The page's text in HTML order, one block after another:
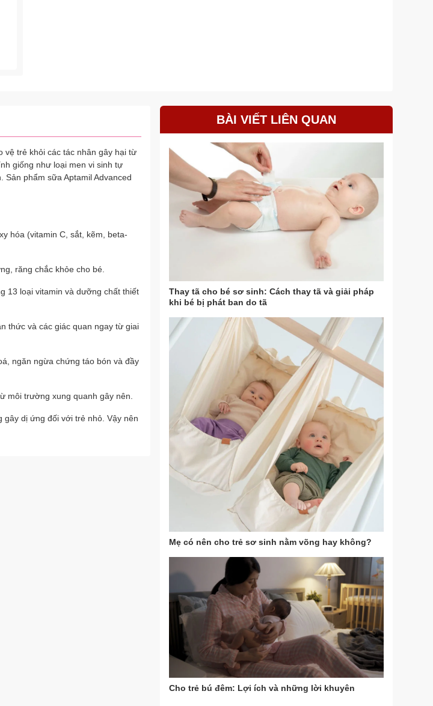
vệ trẻ khỏi các tác nhân gây hại từ
giống như loại men vi sinh tự
phẩm sữa Aptamil Advanced
hóa (vitamin C, sắt, kẽm, beta-
răng chắc khỏe cho bé.
13 loại vitamin và dưỡng chất thiết
thức và các giác quan ngay từ giai
ngăn ngừa chứng táo bón và đầy
môi trường xung quanh gây nên.
gây dị ứng đối với trẻ nhỏ. Vậy nên
BÀI VIẾT LIÊN QUAN
Thay tã cho bé sơ sinh: Cách thay tã và giải pháp
khi bé bị phát ban do tã
Mẹ có nên cho trẻ sơ sinh nằm võng hay không?
Cho trẻ bú đêm: Lợi ích và những lời khuyên